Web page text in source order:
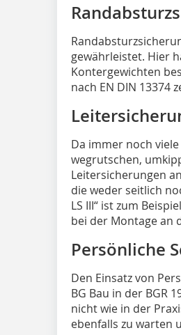
gewährleistet. Hier
Kontergewichten
nach EN DIN 13374
Da immer noch
wegrutschen,
Leitersicherungen
die weder seitlich
LS III“ ist zum
bei der Montage an
Persönliche
Den Einsatz von
BG Bau in der BGR
nicht wie in der
ebenfalls zu warten